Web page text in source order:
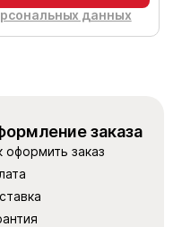
данных
заказа
оформить заказ